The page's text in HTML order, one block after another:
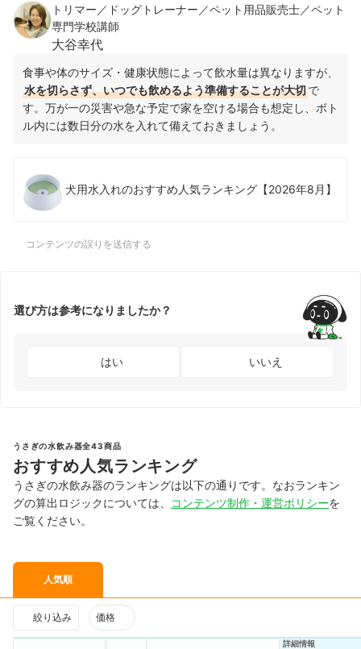
トリマー／ドッグトレーナー／ペット用品販売士／ペット
専門学校講師
大谷幸代
食事や体のサイズ・健康状態によって飲水量は異なりますが、
水を切らさず、いつでも飲めるよう準備することが大切で
す。万が一の災害や急な予定で家を空ける場合も想定し、ボト
ル内には数日分の水を入れて備えておきましょう。
犬用水入れのおすすめ人気ランキング【2026年8月】
コンテンツの誤りを送信する
選び方は参考になりましたか？
はい いいえ
うさぎの水飲み器全43商品
おすすめ人気ランキング
うさぎの水飲み器のランキングは以下の通りです。なおランキン
グの算出ロジックについては、
コンテンツ制作・運営ポリシーを
ご覧ください。
人気順
絞り込み 価格
詳細情報